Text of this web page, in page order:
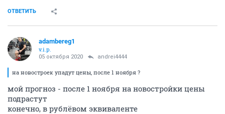
ОТВЕТИТЬ
adambereg1
v.i.p.
05 октября 2020 andrei4444
на новостроек упадут цены, после 1 ноября ?
мой прогноз - после 1 ноября на новостройки цены
подрастут
конечно, в рублёвом эквиваленте